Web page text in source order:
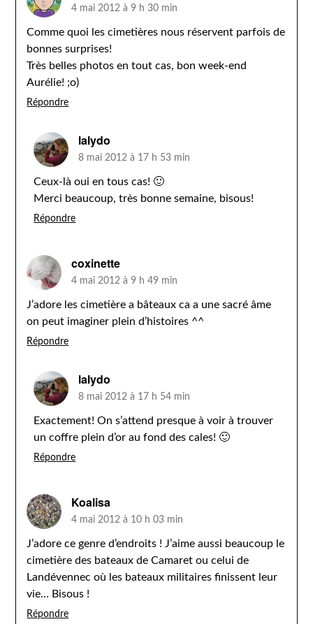
4 mai 2012 à 9 h 30 min
Comme quoi les cimetières nous réservent parfois de
bonnes surprises!
Très belles photos en tout cas, bon week-end
Aurélie! ;o)
Répondre
lalydo
8 mai 2012 à 17 h 53 min
Ceux-là oui en tous cas! 🙂
Merci beaucoup, très bonne semaine, bisous!
Répondre
coxinette
4 mai 2012 à 9 h 49 min
J’adore les cimetière a bâteaux ca a une sacré âme
on peut imaginer plein d’histoires ^^
Répondre
lalydo
8 mai 2012 à 17 h 54 min
Exactement! On s’attend presque à voir à trouver
un coffre plein d’or au fond des cales! 🙂
Répondre
Koalisa
4 mai 2012 à 10 h 03 min
J’adore ce genre d’endroits ! J’aime aussi beaucoup le
cimetière des bateaux de Camaret ou celui de
Landévennec où les bateaux militaires finissent leur
vie… Bisous !
Répondre